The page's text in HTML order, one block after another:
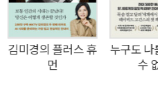
전설의 프로그래머로 이름을
은 IT업계에서 그가 세상을 뒤
무엇일까? 그것은 ‘시간을 지배
재능을 꽃피울 수 있었던 궁극의
김미경의 플러스 휴
먼
누구도 나
수